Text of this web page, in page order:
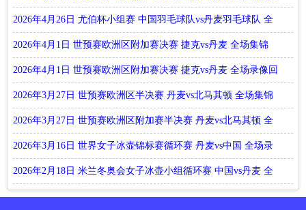
场
2026年4月26日 尤伯杯小组赛 中国羽毛球队vs丹麦羽毛球队 全
场录
2026年4月1日 世预赛欧洲区附加赛决赛 捷克vs丹麦 全场集锦
2026年4月1日 世预赛欧洲区附加赛决赛 捷克vs丹麦 全场录像回
放
2026年3月27日 世预赛欧洲区半决赛 丹麦vs北马其顿 全场集锦
2026年3月27日 世预赛欧洲区附加赛半决赛 丹麦vs北马其顿 全
场录
2026年3月16日 世界女子冰壶锦标赛循环赛 丹麦vs中国 全场录
像回
2026年2月18日 米兰冬奥会女子冰壶小组循环赛 中国vs丹麦 全
场录